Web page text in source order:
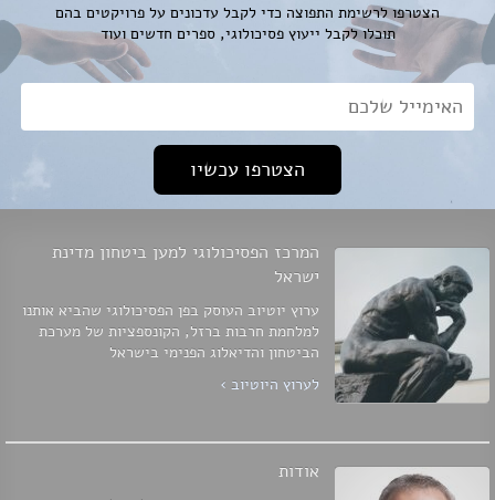
הצטרפו לרשימת התפוצה כדי לקבל עדכונים על פרויקטים בהם
תוכלו לקבל ייעוץ פסיכולוגי, ספרים חדשים ועוד
אימייל*
המרכז הפסיכולוגי למען ביטחון מדינת
ישראל
ערוץ יוטיוב העוסק בפן הפסיכולוגי שהביא אותנו
למלחמת חרבות ברזל, הקונספציות של מערכת
הביטחון והדיאלוג הפנימי בישראל
לערוץ היוטיוב ›
אודות